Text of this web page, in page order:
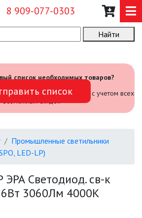
8 909-077-0303
О КОМПАНИИ
САДОВЫЙ ИНВЕНТАРЬ И
ИНСТРУМЕНТЫ
БЫТОВЫЕ ЖКХ (SPB)
Найти
список необходимых товаров?
и мы посчитаем стоимость с учетом всех
возможных скидок
список
Промышленные светильники
LED-LP)
ЭРА Светодиод. св-к
3060Лм 4000К